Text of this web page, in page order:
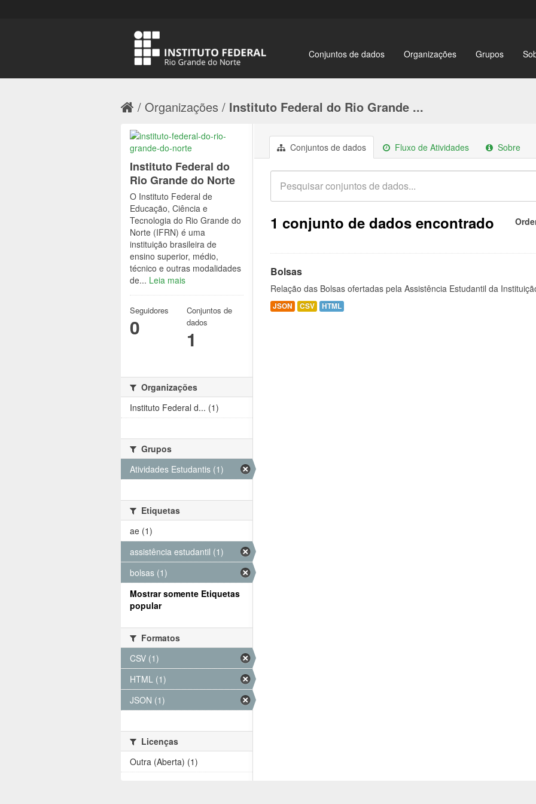
Conjuntos de dados Organizações Grupos
Organizações Instituto Federal do Rio Grande ...
Conjuntos de dados Fluxo de Atividades Sobre
1 conjunto de dados encontrado
Bolsas
Relação das Bolsas ofertadas pela Assistência Estudantil da
JSON CSV HTML
Instituto Federal do
Rio Grande do Norte
O Instituto Federal de
Educação, Ciência e
Tecnologia do Rio Grande do
Norte (IFRN) é uma
instituição brasileira de
ensino superior, médio,
técnico e outras modalidades
de... Leia mais
Seguidores
0
Conjuntos de
dados
1
Organizações
Instituto Federal d... (1)
Grupos
Atividades Estudantis (1)
Etiquetas
ae (1)
assistência estudantil (1)
bolsas (1)
Mostrar somente Etiquetas
popular
Formatos
CSV (1)
HTML (1)
JSON (1)
Licenças
Outra (Aberta) (1)